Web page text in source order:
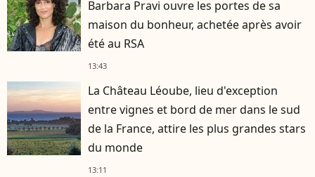
Barbara Pravi ouvre les portes de sa
maison du bonheur, achetée après avoir
été au RSA
13:43
La Château Léoube, lieu d'exception
entre vignes et bord de mer dans le sud
de la France, attire les plus grandes stars
du monde
13:11